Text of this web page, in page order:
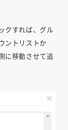
クすれば、グル
ントリストか
に移動させて追